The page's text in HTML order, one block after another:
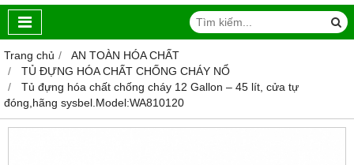
Trang chủ
AN TOÀN HÓA CHẤT
TỦ ĐỰNG HÓA CHẤT CHỐNG CHÁY NỔ
Tủ đựng hóa chất chống cháy 12 Gallon – 45 lít, cửa tự
đóng,hãng sysbel.Model:WA810120